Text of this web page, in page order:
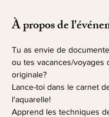
À propos de
Tu as envie de
ou tes vacances/voyages
originale?
Lance-toi dans le carnet
l'aquarelle!
Apprend les techniques